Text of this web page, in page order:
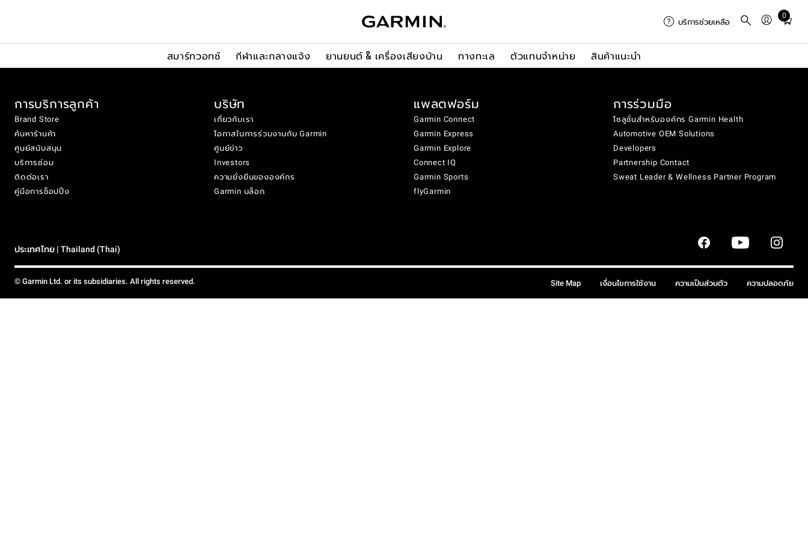
สมาร์ทวอทช์ กีฬาและกลางแจ้ง ยานยนต์ & เครื่องเสียงบ้าน ทางทะเล ตัวแทนจำหน่าย สินค้าแนะนำ
บริการช่วยเหลือ
0
Total
cart:
การบริการลูกค้า
Brand Store
ค้นหาร้านค้า
ศูนย์สนับสนุน
บริการซ่อม
ติดต่อเรา
คู่มือการช็อปปิ้ง
บริษัท
เกี่ยวกับเรา
โอกาสในการร่วมงานกับ Garmin
ศูนย์ข่าว
Investors
ความยั่งยืนขององค์กร
Garmin บล็อก
แพลตฟอร์ม
Garmin Connect
Garmin Express
Garmin Explore
Connect IQ
Garmin Sports
flyGarmin
การร่วมมือ
โซลูชั่นสำหรับองค์กร Garmin Health
Automotive OEM Solutions
Developers
Partnership Contact
Sweat Leader & Wellness Partner Program
ประเทศไทย | Thailand (Thai)
© Garmin Ltd. or its subsidiaries. All rights reserved. Site Map เงื่อนไขการใช้งาน ความเป็นส่วนตัว ความปลอดภัย